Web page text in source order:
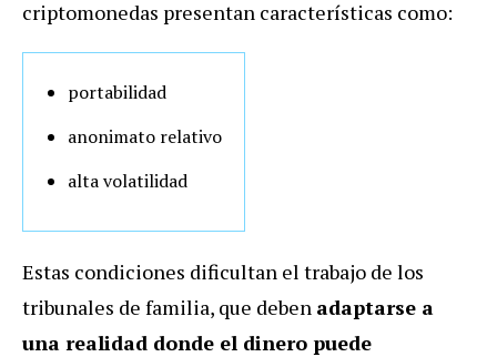
criptomonedas presentan características como:
portabilidad
anonimato relativo
alta volatilidad
Estas condiciones dificultan el trabajo de los
tribunales de familia, que deben adaptarse a
una realidad donde el dinero puede